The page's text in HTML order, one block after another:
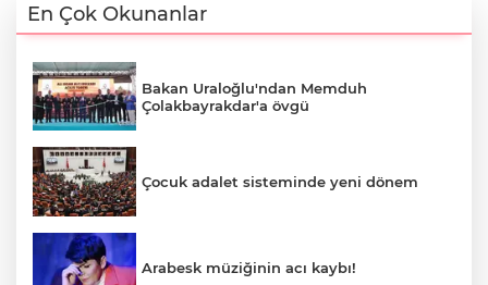
En Çok Okunanlar
Bakan Uraloğlu'ndan Memduh
Çolakbayrakdar'a övgü
Çocuk adalet sisteminde yeni dönem
Arabesk müziğinin acı kaybı!